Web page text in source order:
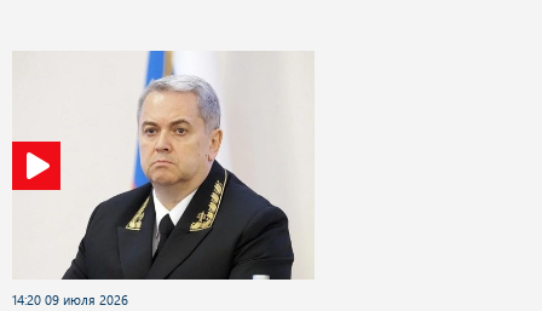
14:20 09 июля 2026